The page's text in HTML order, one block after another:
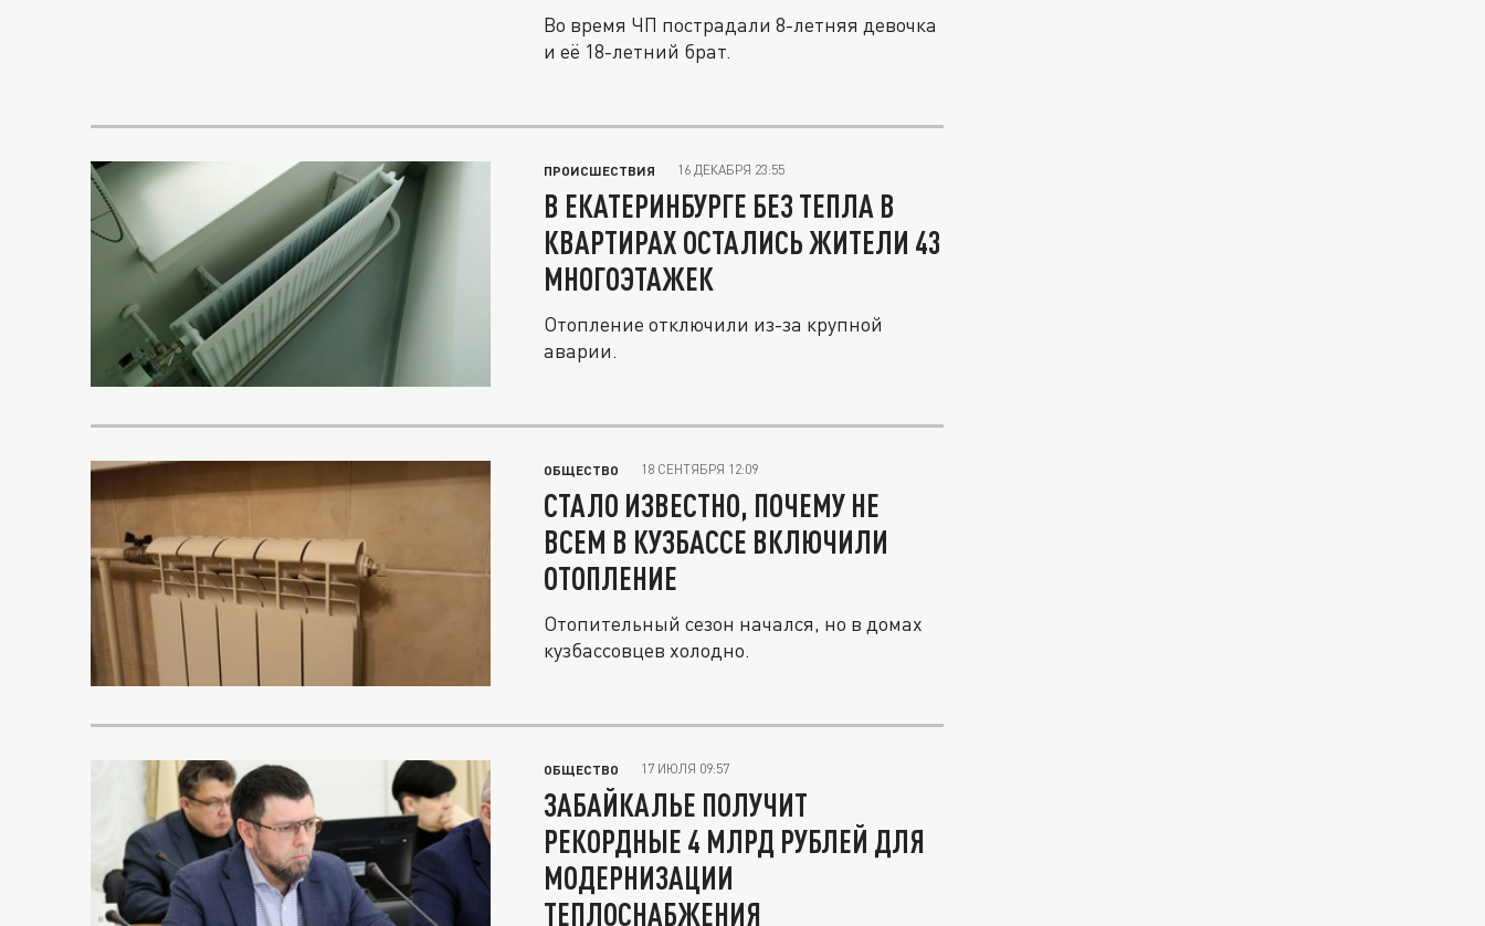
Во время ЧП пострадали 8-летняя девочка
и её 18-летний брат.
ПРОИСШЕСТВИЯ 16 ДЕКАБРЯ 23:55
В ЕКАТЕРИНБУРГЕ БЕЗ ТЕПЛА В
КВАРТИРАХ ОСТАЛИСЬ ЖИТЕЛИ 43
МНОГОЭТАЖЕК
Отопление отключили из-за крупной
аварии.
ОБЩЕСТВО 18 СЕНТЯБРЯ 12:09
СТАЛО ИЗВЕСТНО, ПОЧЕМУ НЕ
ВСЕМ В КУЗБАССЕ ВКЛЮЧИЛИ
ОТОПЛЕНИЕ
Отопительный сезон начался, но в домах
кузбассовцев холодно.
ОБЩЕСТВО 17 ИЮЛЯ 09:57
ЗАБАЙКАЛЬЕ ПОЛУЧИТ
РЕКОРДНЫЕ 4 МЛРД РУБЛЕЙ ДЛЯ
МОДЕРНИЗАЦИИ
ТЕПЛОСНАБЖЕНИЯ